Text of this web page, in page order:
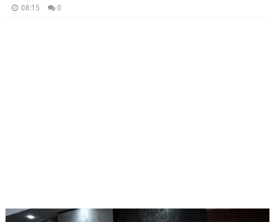
08:15 0